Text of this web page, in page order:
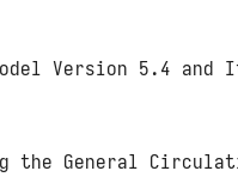
Version 5.4
General